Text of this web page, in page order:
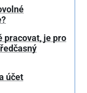
pracovat, je pro
účet